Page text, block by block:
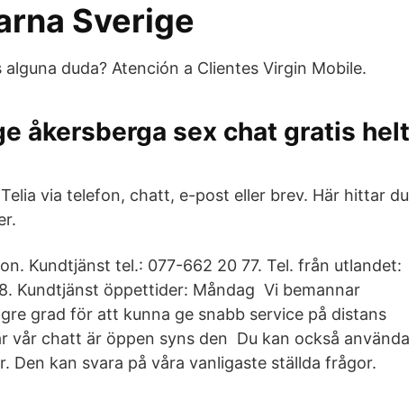
Sverige
duda? Atención a Clientes Virgin Mobile.
åkersberga sex chat gratis helt
via telefon, chatt, e-post eller brev. Här hittar du
Kundtjänst tel.: 077-662 20 77. Tel. från utlandet:
Kundtjänst öppettider: Måndag Vi bemannar
grad för att kunna ge snabb service på distans
vår chatt är öppen syns den Du kan också använda
Den kan svara på våra vanligaste ställda frågor.